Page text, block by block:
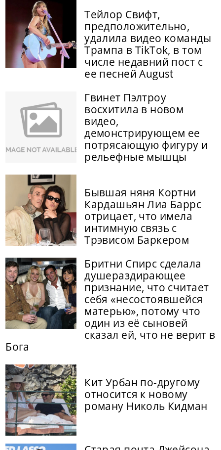
Тейлор Свифт,
предположительно,
удалила видео команды
Трампа в TikTok, в том
числе недавний пост с
ее песней August
Гвинет Пэлтроу
восхитила в новом
видео,
демонстрирующем ее
потрясающую фигуру и
рельефные мышцы
Бывшая няня Кортни
Кардашьян Лиа Баррс
отрицает, что имела
интимную связь с
Трэвисом Баркером
Бритни Спирс сделала
душераздирающее
признание, что считает
себя «несостоявшейся
матерью», потому что
один из её сыновей
сказал ей, что не верит в
Бога
Кит Урбан по-другому
относится к новому
роману Николь Кидман